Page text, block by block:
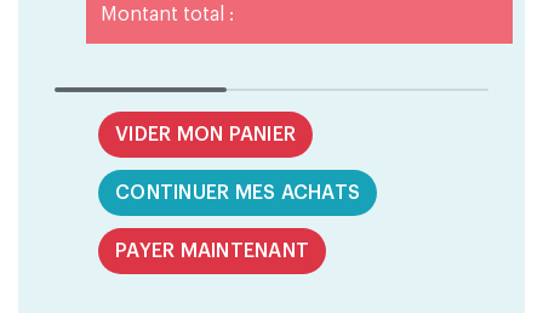
Montant total :
VIDER MON PANIER
CONTINUER MES ACHATS
PAYER MAINTENANT